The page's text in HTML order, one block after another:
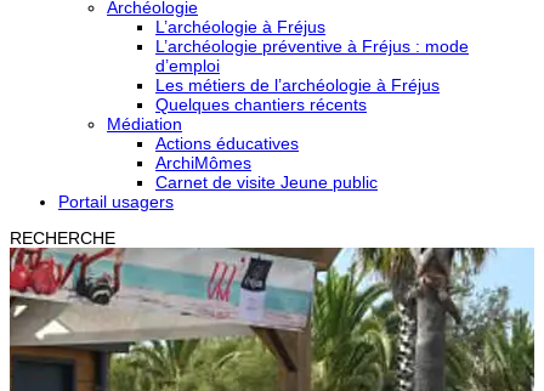
Archéologie
L’archéologie à Fréjus
L’archéologie préventive à Fréjus : mode
d’emploi
Les métiers de l’archéologie à Fréjus
Quelques chantiers récents
Médiation
Actions éducatives
ArchiMômes
Carnet de visite Jeune public
Portail usagers
RECHERCHE